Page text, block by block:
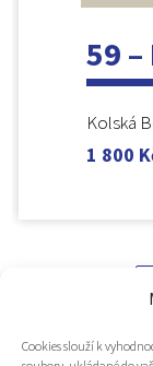
Cookies slouží k
59 –
Kolská
1 800